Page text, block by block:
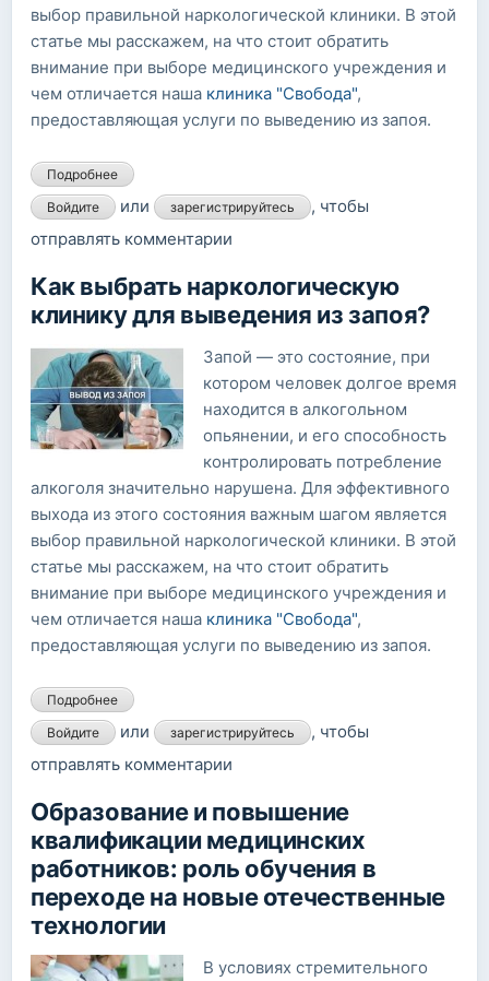
выбор правильной наркологической клиники. В этой
статье мы расскажем, на что стоит обратить
внимание при выборе медицинского учреждения и
чем отличается наша клиника "Свобода",
предоставляющая услуги по выведению из запоя.
Подробнее о Как выбрать наркологическую клинику для
выведения из запоя?
Войдите или зарегистрируйтесь
, чтобы
отправлять комментарии
Как выбрать наркологическую
клинику для выведения из запоя?
Запой — это состояние, при
котором человек долгое время
находится в алкогольном
опьянении, и его способность
контролировать потребление
алкоголя значительно нарушена. Для эффективного
выхода из этого состояния важным шагом является
выбор правильной наркологической клиники. В этой
статье мы расскажем, на что стоит обратить
внимание при выборе медицинского учреждения и
чем отличается наша клиника "Свобода",
предоставляющая услуги по выведению из запоя.
Подробнее о Как выбрать наркологическую клинику для
выведения из запоя?
Войдите или зарегистрируйтесь
, чтобы
отправлять комментарии
Образование и повышение
квалификации медицинских
работников: роль обучения в
переходе на новые отечественные
технологии
В условиях стремительного